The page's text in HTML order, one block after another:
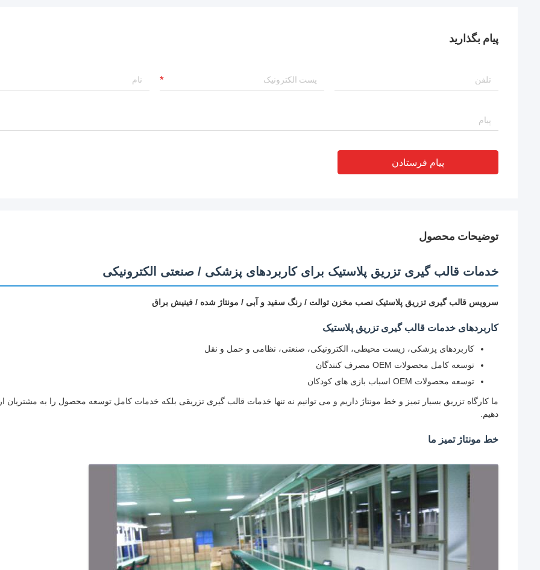
پیام بگذارید
پیام فرستادن
توضیحات محصول
خدمات قالب گیری تزریق پلاستیک برای کاربردهای پزشکی / صنعتی الکترونیکی
سرویس قالب گیری تزریق پلاستیک نصب مخزن توالت / رنگ سفید و آبی / مونتاژ شده / فینیش براق
کاربردهای خدمات قالب گیری تزریق پلاستیک
کاربردهای پزشکی، زیست محیطی، الکترونیکی، صنعتی، نظامی و حمل و نقل
توسعه کامل محصولات OEM مصرف کنندگان
توسعه محصولات OEM اسباب بازی های کودکان
ما کارگاه تزریق بسیار تمیز و خط مونتاژ داریم و می توانیم نه تنها خدمات قالب گیری تزریقی بلکه خدمات کامل توسعه محصول را به مشتریان
دهیم.
خط مونتاژ تمیز ما